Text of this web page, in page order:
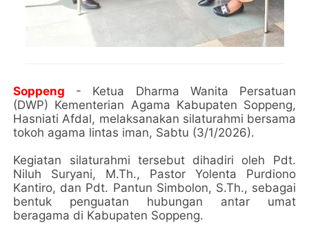
Soppeng - Ketua Dharma Wanita Persatuan
(DWP) Kementerian Agama Kabupaten Soppeng,
Hasniati Afdal, melaksanakan silaturahmi bersama
tokoh agama lintas iman, Sabtu (3/1/2026).
Kegiatan silaturahmi tersebut dihadiri oleh Pdt.
Niluh Suryani, M.Th., Pastor Yolenta Purdiono
Kantiro, dan Pdt. Pantun Simbolon, S.Th., sebagai
bentuk penguatan hubungan antar umat
beragama di Kabupaten Soppeng.